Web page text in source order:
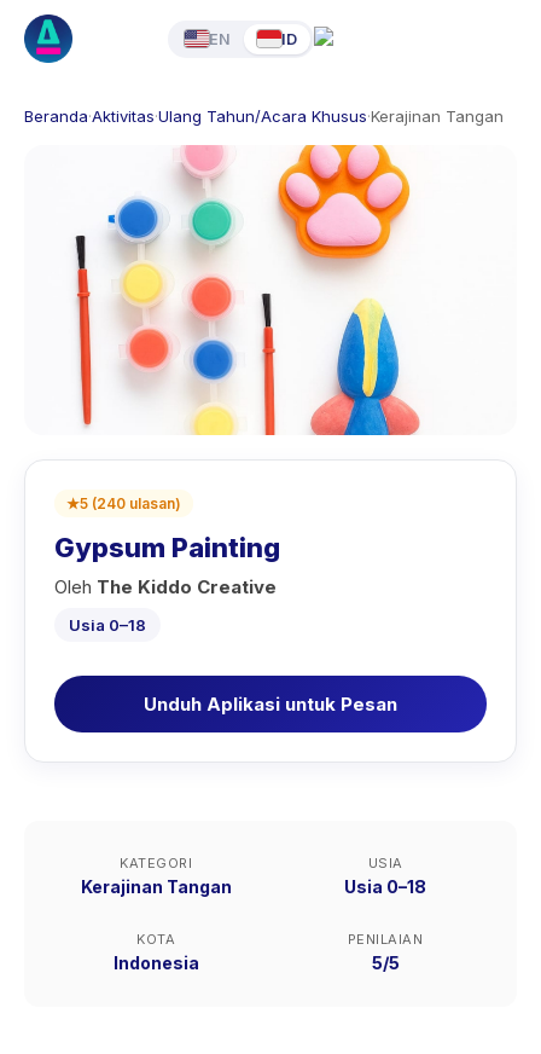
EN ID
Beranda·Aktivitas·Ulang Tahun/Acara Khusus·Kerajinan Tangan
★5 (240 ulasan)
Gypsum Painting
Oleh The Kiddo Creative
Usia 0–18
Unduh Aplikasi untuk Pesan
KATEGORI
Kerajinan Tangan
USIA
Usia 0–18
KOTA
Indonesia
PENILAIAN
5/5